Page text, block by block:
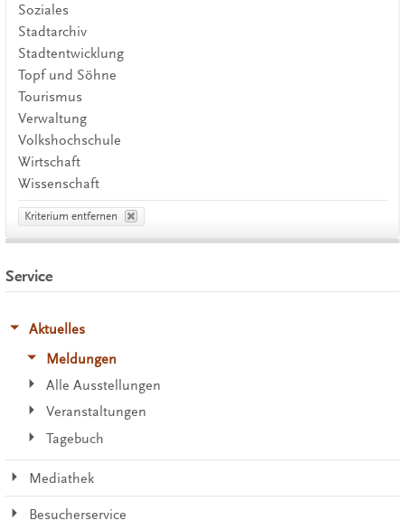
Soziales
Stadtarchiv
Stadtentwicklung
Topf und Söhne
Tourismus
Verwaltung
Volkshochschule
Wirtschaft
Wissenschaft
Kriterium entfernen
Service
Aktuelles
Meldungen
Alle Ausstellungen
Veranstaltungen
Tagebuch
Mediathek
Besucherservice